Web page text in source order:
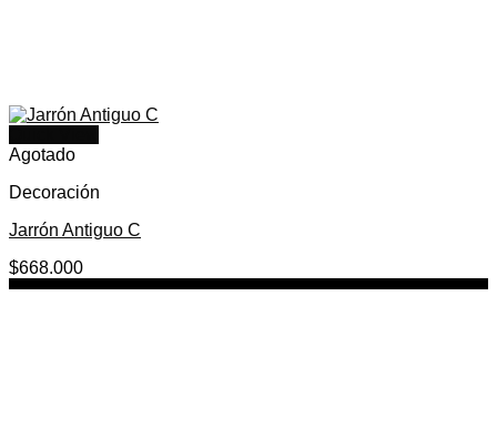
Agotado
Decoración
Jarrón Antiguo C
$668.000